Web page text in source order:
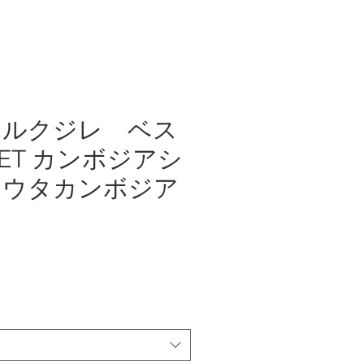
クジレ ベス
カンボジアシ
タカンボジア